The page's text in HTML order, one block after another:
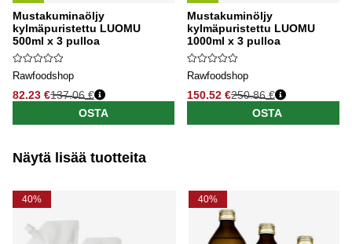
Mustakuminaöljy
kylmäpuristettu LUOMU
500ml x 3 pulloa
Rawfoodshop
82.23 €137.06 €
OSTA
Mustakuminöljy
kylmäpuristettu LUOMU
1000ml x 3 pulloa
Rawfoodshop
150.52 €250.86 €
OSTA
Näytä lisää tuotteita
40% 40%